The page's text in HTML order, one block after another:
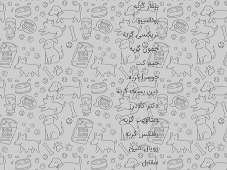
بیفار گربه
بوناسیبو
تریکسی گربه
جمون گربه
جیم کت
جوسرا گربه
دین بست گربه
دکتر کلادرز
دنتالایت گربه
رفلکس گربه
رویال کنین
سانابل